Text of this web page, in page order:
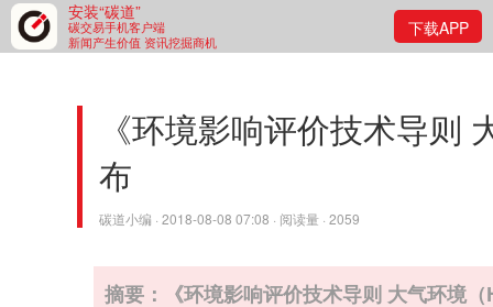
安装“碳道”
碳交易手机客户端
新闻产生价值 资讯挖掘商机
下载APP
《环境影响评价技术导则
布
碳道小编 · 2018-08-08 07:08 · 阅读量 · 2059
摘要：《环境影响评价技术导则 大气环境